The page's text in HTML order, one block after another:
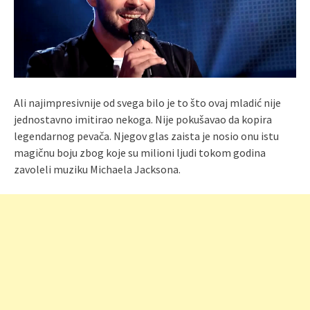
Ali najimpresivnije od svega bilo je to što ovaj mladić nije
jednostavno imitirao nekoga. Nije pokušavao da kopira
legendarnog pevača. Njegov glas zaista je nosio onu istu
magičnu boju zbog koje su milioni ljudi tokom godina
zavoleli muziku Michaela Jacksona.